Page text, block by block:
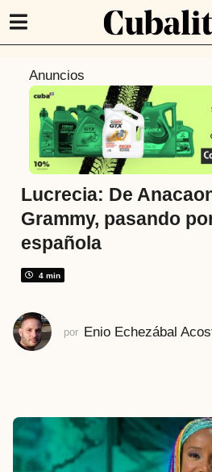
t
r
á
s
4
ñ
o
s
á
s
Anuncios
Lucrecia: De
Grammy, pasando
española
4 min
por Enio Echezábal